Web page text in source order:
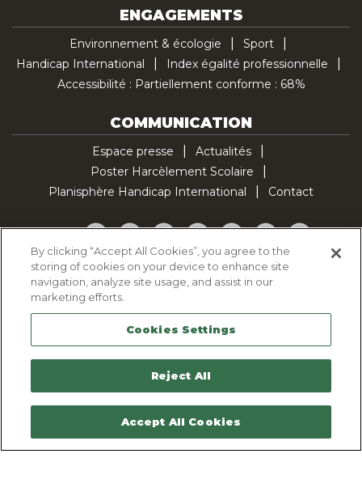
ENGAGEMENTS
Environnement & écologie
Sport
Handicap International
Index égalité professionnelle
Accessibilité : Partiellement conforme : 68%
COMMUNICATION
Espace presse
Actualités
Poster Harcèlement Scolaire
Planisphère Handicap International
Contact
Facebook
TwitterYouTubePinterestInstagramLinkedInTikTok
Politique d'utilisation des cookies
Politique de confidentialité
Mentions légales
Plan du site
Contactez-nous
By clicking “Accept All Cookies”, you agree to the
storing of cookies on your device to enhance site
navigation, analyze site usage, and assist in our
marketing efforts.
Cookies Settings
Reject All
Accept All Cookies